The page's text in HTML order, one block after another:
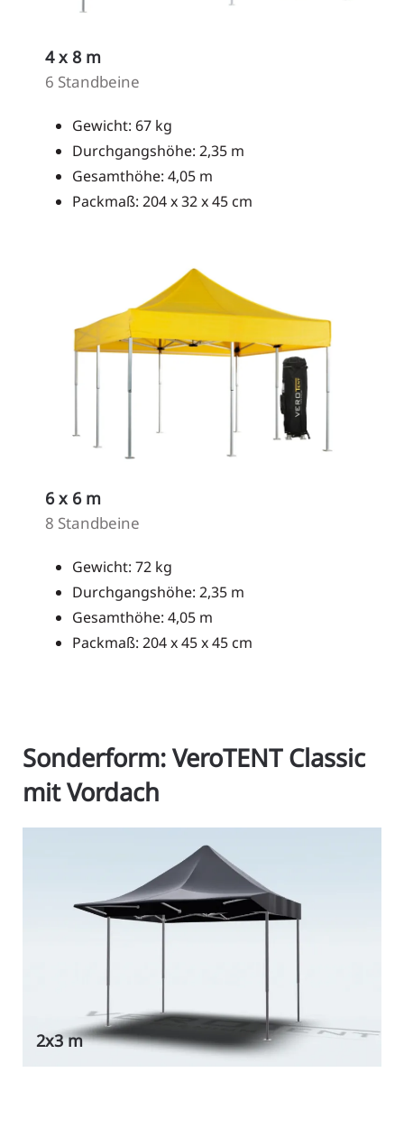
4 x 8 m
6 Standbeine
Gewicht: 67 kg
Durchgangshöhe: 2,35 m
Gesamthöhe: 4,05 m
Packmaß: 204 x 32 x 45 cm
6 x 6 m
8 Standbeine
Gewicht: 72 kg
Durchgangshöhe: 2,35 m
Gesamthöhe: 4,05 m
Packmaß: 204 x 45 x 45 cm
Sonderform: VeroTENT Classic
mit Vordach
2x3 m